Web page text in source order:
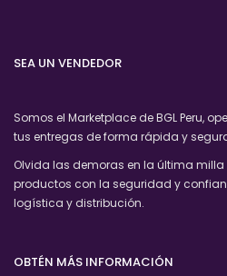
SEA UN VENDEDOR
Somos el Marketplace de BGL Peru,
tus entregas de forma rápida y
Olvida las demoras en la última milla
productos con la seguridad y
logística y distribución.
OBTÉN MÁS INFORMACIÓN